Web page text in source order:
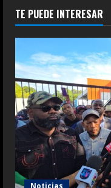
TE PUEDE INTERESAR
Noticias